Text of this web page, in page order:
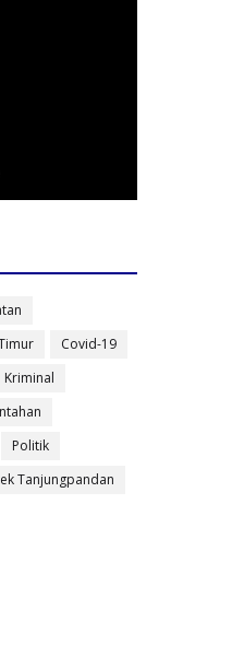
Covid-19
Kriminal
Politik
Tanjungpandan